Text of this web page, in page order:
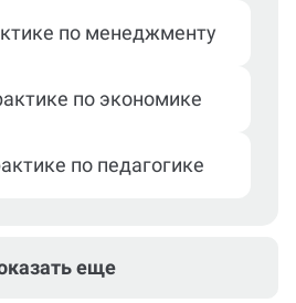
по менеджменту
по экономике
по педагогике
еще